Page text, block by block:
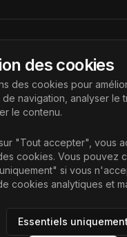
de l'intelligence
technologies IA.
des cookies
des cookies pour
navigation, analyser le
le contenu.
"Tout accepter", vous
cookies. Vous pouvez
si vous
cookies analytiques et
Essentiels uniquement